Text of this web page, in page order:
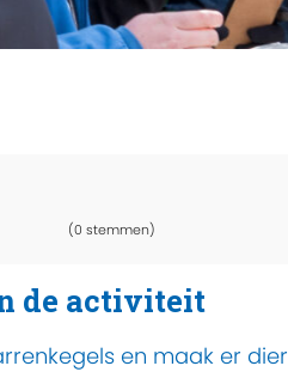
(0 stemmen)
de activiteit
en maak er